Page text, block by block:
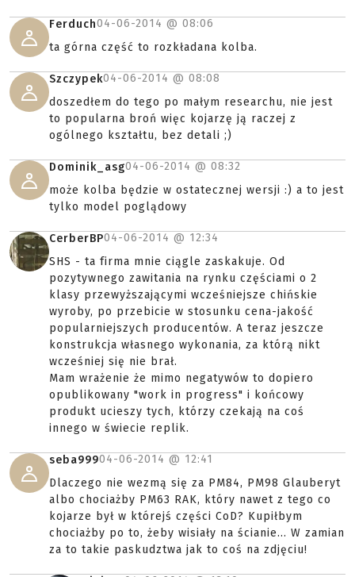
Ferduch04-06-2014 @ 08:06
ta górna część to rozkładana kolba.
Szczypek04-06-2014 @ 08:08
doszedłem do tego po małym researchu, nie jest
to popularna broń więc kojarzę ją raczej z
ogólnego kształtu, bez detali ;)
Dominik_asg04-06-2014 @ 08:32
może kolba będzie w ostatecznej wersji :) a to jest
tylko model poglądowy
CerberBP04-06-2014 @ 12:34
SHS - ta firma mnie ciągle zaskakuje. Od
pozytywnego zawitania na rynku częściami o 2
klasy przewyższającymi wcześniejsze chińskie
wyroby, po przebicie w stosunku cena-jakość
popularniejszych producentów. A teraz jeszcze
konstrukcja własnego wykonania, za którą nikt
wcześniej się nie brał.
Mam wrażenie że mimo negatywów to dopiero
opublikowany "work in progress" i końcowy
produkt ucieszy tych, którzy czekają na coś
innego w świecie replik.
seba99904-06-2014 @ 12:41
Dlaczego nie wezmą się za PM84, PM98 Glauberyt
albo chociażby PM63 RAK, który nawet z tego co
kojarze był w którejś części CoD? Kupiłbym
chociażby po to, żeby wisiały na ścianie... W zamian
za to takie paskudztwa jak to coś na zdjęciu!